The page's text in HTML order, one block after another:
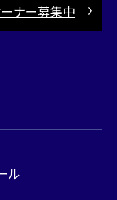
ナー募集中
ル